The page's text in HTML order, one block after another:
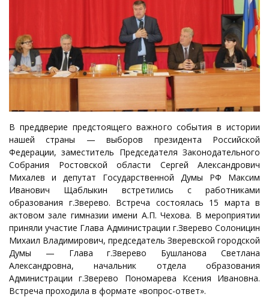
В преддверие предстоящего важного события в истории
нашей страны — выборов президента Российской
Федерации, заместитель Председателя Законодательного
Собрания Ростовской области Сергей Александрович
Михалев и депутат Государственной Думы РФ Максим
Иванович Щаблыкин встретились с работниками
образования г.Зверево. Встреча состоялась 15 марта в
актовом зале гимназии имени А.П. Чехова. В мероприятии
приняли участие Глава Администрации г.Зверево Солоницин
Михаил Владимирович, председатель Зверевской городской
Думы — Глава г.Зверево Бушланова Светлана
Александровна, начальник отдела образования
Администрации г.Зверево Пономарева Ксения Ивановна.
Встреча проходила в формате «вопрос-ответ».